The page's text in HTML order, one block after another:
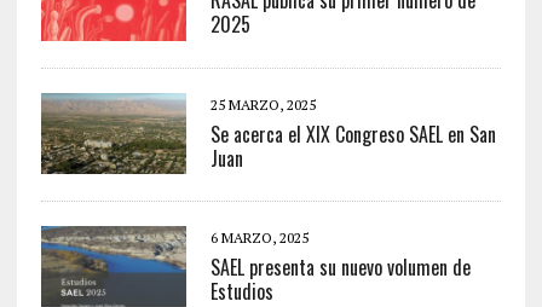
2025
25 MARZO, 2025
Se acerca el XIX Congreso SAEL en San
Juan
6 MARZO, 2025
SAEL presenta su nuevo volumen de
Estudios